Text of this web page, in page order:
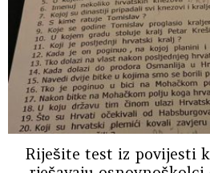
Riješite test iz povijesti